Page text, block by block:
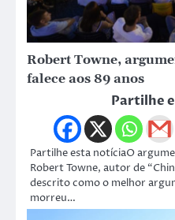
Robert Towne,
falece aos 89 anos
Partilhe
Partilhe esta notíciaO
Robert Towne, autor de
descrito como o melhor
morreu…